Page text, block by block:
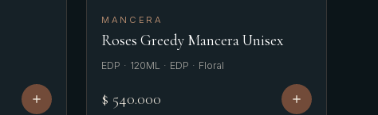
MANCERA
Roses Greedy Mancera Unisex
EDP · 120ML · EDP · Floral
$ 540.000